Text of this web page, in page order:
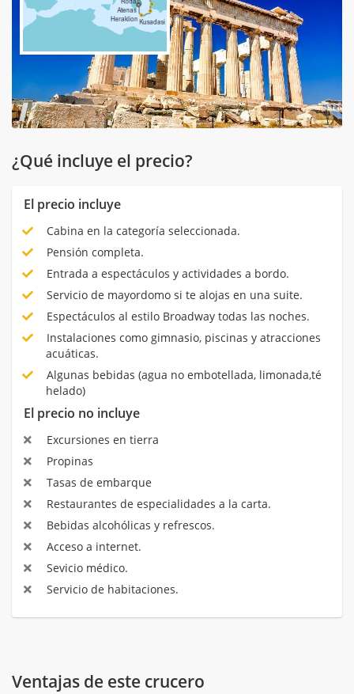
¿Qué incluye el precio?
El precio incluye
Cabina en la categoría seleccionada.
Pensión completa.
Entrada a espectáculos y actividades a bordo.
Servicio de mayordomo si te alojas en una suite.
Espectáculos al estilo Broadway todas las noches.
Instalaciones como gimnasio, piscinas y atracciones
acuáticas.
Algunas bebidas (agua no embotellada, limonada,té
helado)
El precio no incluye
Excursiones en tierra
Propinas
Tasas de embarque
Restaurantes de especialidades a la carta.
Bebidas alcohólicas y refrescos.
Acceso a internet.
Sevicio médico.
Servicio de habitaciones.
Ventajas de este crucero